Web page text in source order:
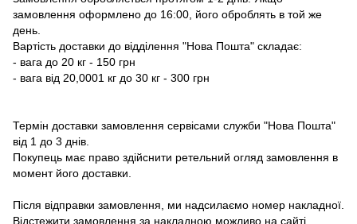
замовлення оформлено до 16:00, його оброблять в той же
день.
Вартість доставки до відділення "Нова Пошта" складає:
- вага до 20 кг - 150 грн
- вага від 20,0001 кг до 30 кг - 300 грн
Термін доставки замовлення сервісами служби "Нова Пошта"
від 1 до 3 днів.
Покупець має право здійснити ретельний огляд замовлення в
момент його доставки.
Після відправки замовлення, ми надсилаємо номер накладної.
Відстежити замовлення за накладною можливо на сайті